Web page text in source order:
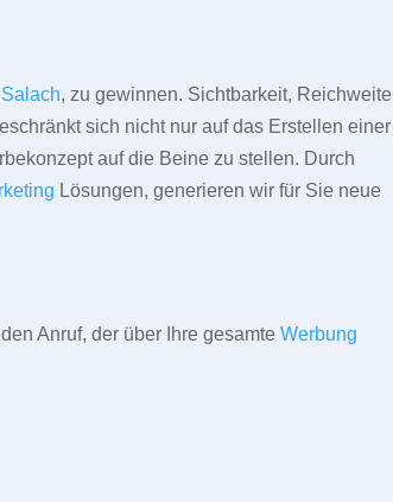
Salach, zu gewinnen. Sichtbarkeit, Reichweite
sich nicht nur auf das Erstellen einer
auf die Beine zu stellen. Durch
Lösungen, generieren wir für Sie neue
Anruf, der über Ihre gesamteWerbung